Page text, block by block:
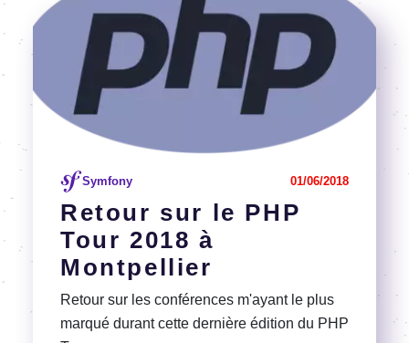
Retour sur le PHP
Tour 2018 à
Montpellier
Symfony 01/06/2018
Retour sur les conférences m'ayant le plus
marqué durant cette dernière édition du PHP
Voir l'article